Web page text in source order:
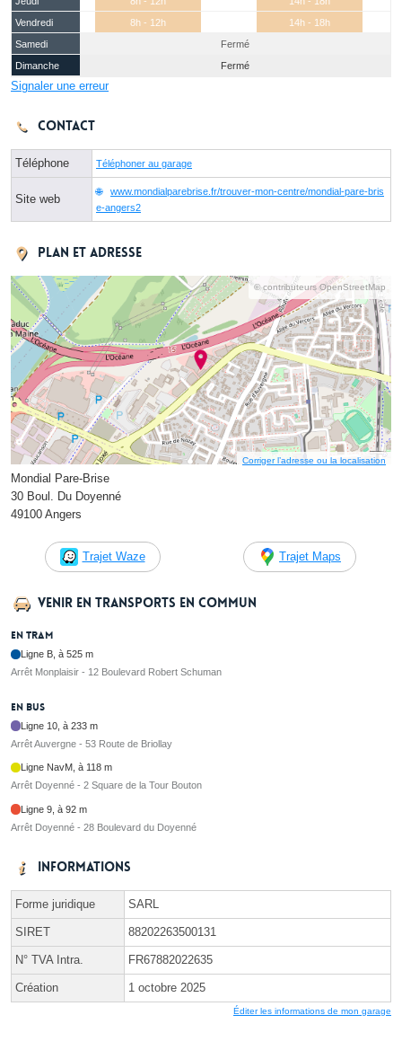
Vendredi
8h - 12h
14h - 18h
Samedi
Fermé
Dimanche
Fermé
Signaler une erreur
Contact
Téléphone Téléphoner au garage
Site web
www.mondialparebrise.fr/trouver-mon-centre/mondial-pare-bris
e-angers2
Plan et adresse
© contributeurs OpenStreetMap
Corriger l’adresse ou la localisation
Mondial Pare-Brise
30 Boul. Du Doyenné
49100 Angers
Trajet Waze Trajet Maps
Venir en transports en commun
En tram
Ligne B, à 525 m
Arrêt Monplaisir - 12 Boulevard Robert Schuman
En bus
Ligne 10, à 233 m
Arrêt Auvergne - 53 Route de Briollay
Ligne NavM, à 118 m
Arrêt Doyenné - 2 Square de la Tour Bouton
Ligne 9, à 92 m
Arrêt Doyenné - 28 Boulevard du Doyenné
Informations
Forme juridique SARL
SIRET 88202263500131
N° TVA Intra. FR67882022635
Création 1 octobre 2025
Éditer les informations de mon garage